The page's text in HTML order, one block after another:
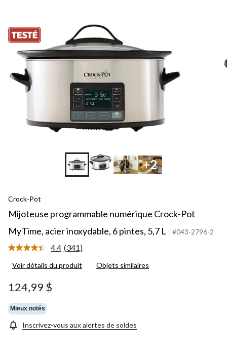
+2
Crock-Pot
Mijoteuse programmable numérique Crock-Pot
MyTime, acier inoxydable, 6 pintes, 5,7 L
#043-2796-2
4.4 Lire
341
(341)
Voir détails du produit Objets similaires
124,99 $
Mieux notés
Inscrivez-vous aux alertes de soldes